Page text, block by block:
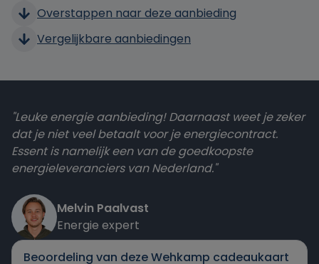
Overstappen naar deze aanbieding
Vergelijkbare aanbiedingen
"Leuke energie aanbieding! Daarnaast weet je zeker
dat je niet veel betaalt voor je energiecontract.
Essent is namelijk een van de goedkoopste
energieleveranciers van Nederland."
Melvin Paalvast
Energie expert
Beoordeling van deze Wehkamp cadeaukaart